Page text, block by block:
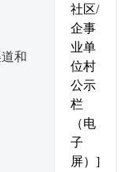
和
社区/
企事
业单
位村
公示
栏
（电
子
屏）]